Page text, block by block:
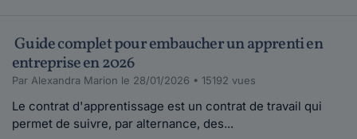
Guide complet pour embaucher un apprenti en
entreprise en 2026
Par Alexandra Marion le 28/01/2026 • 15192 vues
Le contrat d'apprentissage est un contrat de travail qui
permet de suivre, par alternance, des...